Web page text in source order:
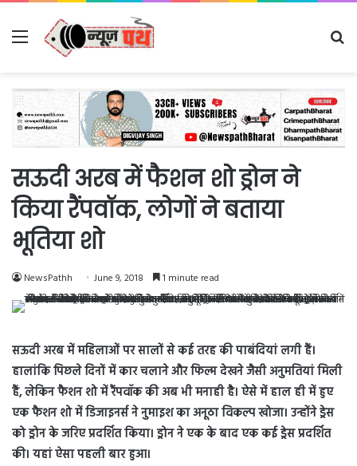
Menu
सऊदी अरब में फैशन शो ड्रोन ने
किया रैंपवॉक, लोगों ने बताया
भूतिया शो
NewsPathh June 9, 2018 1 minute read
सऊदी अरब में महिलाओं पर सालों से कई तरह की पाबंदियां लगी हैं।
हालांकि पिछले दिनों में कार चलाने और फिल्म देखने जैसी अनुमतियां मिली
हैं, लेकिन फैशन शो में रैंपवॉक की अब भी मनाही है। ऐसे में हाल ही में हुए
एक फैशन शो में डिजाइनर्स ने नुमाइश का अनूठा विकल्प खोजा। उन्होंने ड्रेस
को ड्रोन के जरिए प्रदर्शित किया। ड्रोन ने एक के बाद एक कई ड्रेस प्रदर्शित
की। यहां ऐसा पहली बार हुआ।